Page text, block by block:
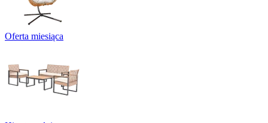
Oferta miesiąca